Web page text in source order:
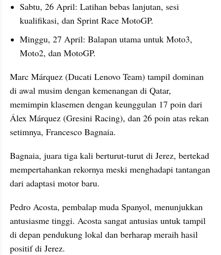
Sabtu, 26 April: Latihan bebas lanjutan, sesi
kualifikasi, dan Sprint Race MotoGP.
Minggu, 27 April: Balapan utama untuk Moto3,
Moto2, dan MotoGP.
Marc Márquez (Ducati Lenovo Team) tampil dominan
di awal musim dengan kemenangan di Qatar,
memimpin klasemen dengan keunggulan 17 poin dari
Álex Márquez (Gresini Racing), dan 26 poin atas rekan
setimnya, Francesco Bagnaia.
Bagnaia, juara tiga kali berturut-turut di Jerez, bertekad
mempertahankan rekornya meski menghadapi tantangan
dari adaptasi motor baru.
Pedro Acosta, pembalap muda Spanyol, menunjukkan
antusiasme tinggi. Acosta sangat antusias untuk tampil
di depan pendukung lokal dan berharap meraih hasil
positif di Jerez.